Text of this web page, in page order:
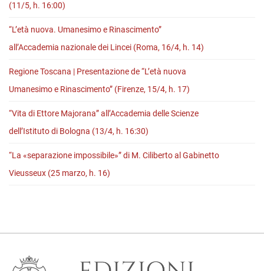
(11/5, h. 16:00)
“L’età nuova. Umanesimo e Rinascimento”
all’Accademia nazionale dei Lincei (Roma, 16/4, h. 14)
Regione Toscana | Presentazione de “L’età nuova
Umanesimo e Rinascimento” (Firenze, 15/4, h. 17)
“Vita di Ettore Majorana” all’Accademia delle Scienze
dell’Istituto di Bologna (13/4, h. 16:30)
“La «separazione impossibile»” di M. Ciliberto al Gabinetto
Vieusseux (25 marzo, h. 16)